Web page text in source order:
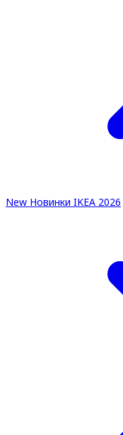
New Новинки IKEA 2026